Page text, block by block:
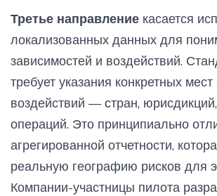
Третье направление касается
локализованных данных для
зависимостей и воздействий.
требует указания конкретных
воздействий — стран,
операций. Это принципиально
агрегированной отчетности,
реальную географию рисков для
Компании-участницы пилота